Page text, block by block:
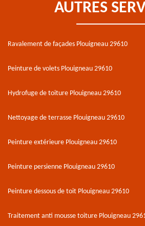
AUTRES
Ravalement de façades Plouigneau 29610
Peinture de volets Plouigneau 29610
Hydrofuge de toiture Plouigneau 29610
Nettoyage de terrasse Plouigneau 29610
Peinture extérieure Plouigneau 29610
Peinture persienne Plouigneau 29610
Peinture dessous de toit Plouigneau 29610
Traitement anti mousse toiture Plouigneau